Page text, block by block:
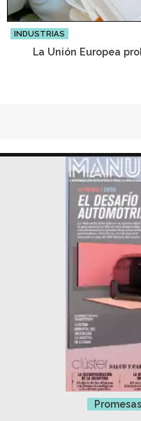
INDUSTRIAS
La Unión Europea